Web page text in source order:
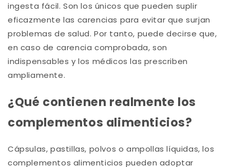
ingesta fácil. Son los únicos que pueden suplir
eficazmente las carencias para evitar que surjan
problemas de salud. Por tanto, puede decirse que,
en caso de carencia comprobada, son
indispensables y los médicos las prescriben
ampliamente.
¿Qué contienen realmente los
complementos alimenticios?
Cápsulas, pastillas, polvos o ampollas líquidas, los
complementos alimenticios pueden adoptar